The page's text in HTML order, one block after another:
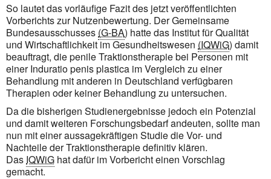
So lautet das vorläufige Fazit des jetzt veröffentlichten
Vorberichts zur Nutzenbewertung. Der Gemeinsame
Bundesausschusses (G-BA) hatte das Institut für Qualität
und Wirtschaftlichkeit im Gesundheitswesen (IQWiG) damit
beauftragt, die penile Traktionstherapie bei Personen mit
einer Induratio penis plastica im Vergleich zu einer
Behandlung mit anderen in Deutschland verfügbaren
Therapien oder keiner Behandlung zu untersuchen.
Da die bisherigen Studienergebnisse jedoch ein Potenzial
und damit weiteren Forschungsbedarf andeuten, sollte man
nun mit einer aussagekräftigen Studie die Vor- und
Nachteile der Traktionstherapie definitiv klären.
Das IQWiG hat dafür im Vorbericht einen Vorschlag
gemacht.